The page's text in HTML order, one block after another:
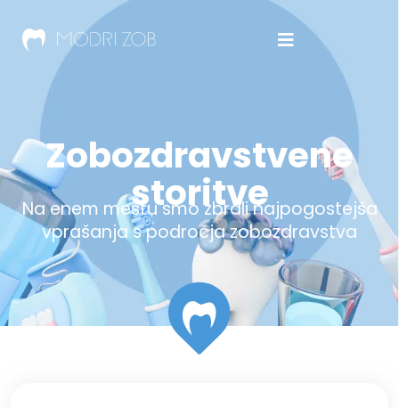
Zobozdravstvene
storitve
Na enem mestu smo zbrali najpogostejša
vprašanja s področja zobozdravstva